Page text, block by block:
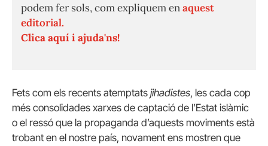
podem fer sols, com expliquem enaquest
editorial.
Clica aquí i ajuda'ns!
Fets com els recents atemptats jihadistes, les cada cop
més consolidades xarxes de captació de l’Estat islàmic
o el ressó que la propaganda d’aquests moviments està
trobant en el nostre país, novament ens mostren que